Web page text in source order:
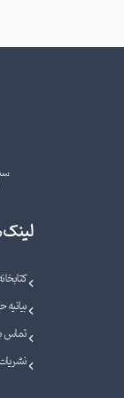
تماس